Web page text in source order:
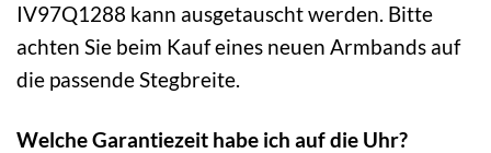
IV97Q1288 kann ausgetauscht werden. Bitte
achten Sie beim Kauf eines neuen Armbands auf
die passende Stegbreite.
Welche Garantiezeit habe ich auf die Uhr?